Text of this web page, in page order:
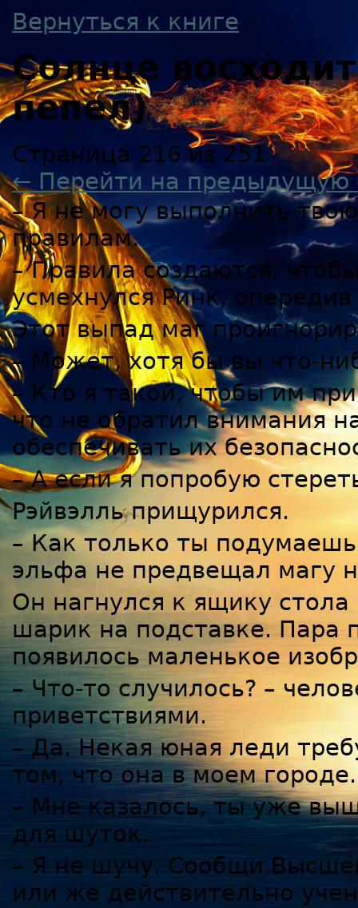
Вернуться к книге
Солнце
пепел)
Страница 216 из 251
← Перейти на предыдущую
– Я не могу выполнить
правилам.
– Правила создаются,
усмехнулся Ринк,
Этот выпад маг
– Может, хотя бы вы что-
– Кто я такой, чтобы им
что не обратил внимания
обеспечивать их
– А если я попробую
Рэйвэлль прищурился.
– Как только ты
эльфа не предвещал магу
Он нагнулся к ящику
шарик на подставке. Пара
появилось маленькое
– Что-то случилось? –
приветствиями.
– Да. Некая юная леди
том, что она в моем городе.
– Мне казалось, ты уже
для шуток.
– Я не шучу. Сообщи
или же действительно